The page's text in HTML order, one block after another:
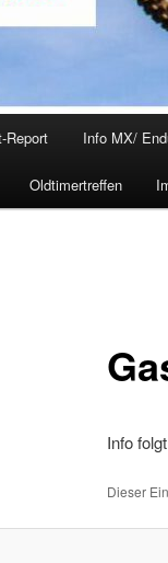
Report Info MX/
Oldtimertreffen
Info folgt
Dieser